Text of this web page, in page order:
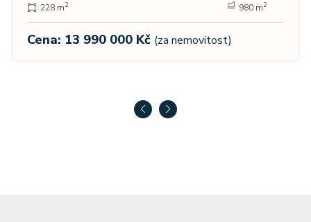
228 m2 980 m2
Cena: 13 990 000 Kč (za nemovitost)